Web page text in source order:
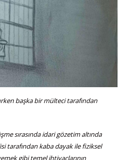
başka bir mülteci tarafından
sırasında idari gözetim altında
tarafından kaba dayak ile fiziksel
gibi temel ihtiyaçlarının